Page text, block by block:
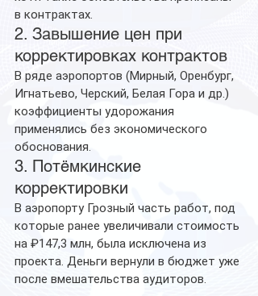
в контрактах.
2. Завышение цен при
корректировках контрактов
В ряде аэропортов (Мирный, Оренбург,
Игнатьево, Черский, Белая Гора и др.)
коэффициенты удорожания
применялись без экономического
обоснования.
3. Потёмкинские
корректировки
В аэропорту Грозный часть работ, под
которые ранее увеличивали стоимость
на ₽147,3 млн, была исключена из
проекта. Деньги вернули в бюджет уже
после вмешательства аудиторов.